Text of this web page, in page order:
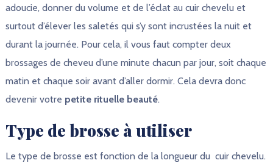
adoucie, donner du volume et de l’éclat au cuir chevelu et
surtout d’élever les saletés qui s’y sont incrustées la nuit et
durant la journée. Pour cela, il vous faut compter deux
brossages de cheveu d’une minute chacun par jour, soit chaque
matin et chaque soir avant d’aller dormir. Cela devra donc
devenir votre petite rituelle beauté.
Type de brosse à utiliser
Le type de brosse est fonction de la longueur du cuir chevelu.